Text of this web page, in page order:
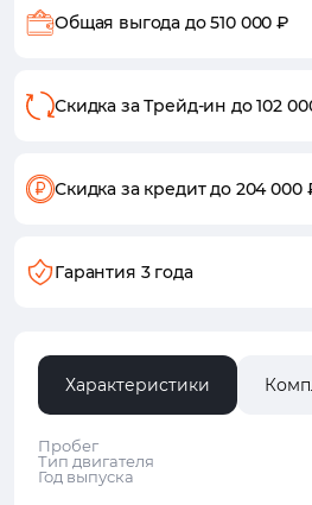
Общая выгода до 510 000 ₽
Скидка за Трейд-ин до 102
Скидка за кредитдо 204 000
Гарантия 3 года
Характеристики
Пробег
Тип двигателя
Год выпуска